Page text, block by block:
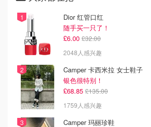
Dior 红管口红
随手买一只了！
£6.00 £32.00
2048人感兴趣
Camper 卡西米拉 女士鞋子
银色很特别！
£68.85 £135.00
1759人感兴趣
Camper 玛丽珍鞋